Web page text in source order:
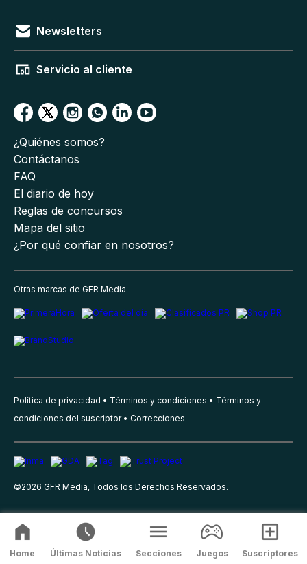
Newsletters
Servicio al cliente
¿Quiénes somos?
Contáctanos
FAQ
El diario de hoy
Reglas de concursos
Mapa del sitio
¿Por qué confiar en nosotros?
Otras marcas de GFR Media
Política de privacidad Términos y condiciones
Términos y
condiciones del suscriptor
Correcciones
©2026 GFR Media, Todos los Derechos Reservados.
Home Últimas Noticias Secciones Juegos Suscriptores